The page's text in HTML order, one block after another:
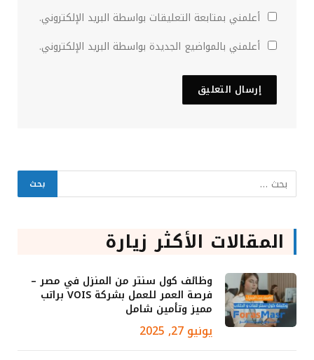
أعلمني بمتابعة التعليقات بواسطة البريد الإلكتروني.
أعلمني بالمواضيع الجديدة بواسطة البريد الإلكتروني.
المقالات الأكثر زيارة
وظائف كول سنتر من المنزل في مصر –
فرصة العمر للعمل بشركة VOIS براتب
مميز وتأمين شامل
يونيو 27, 2025